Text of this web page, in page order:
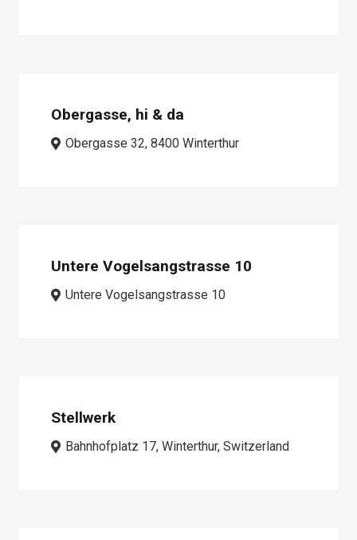
Obergasse, hi & da
Obergasse 32, 8400 Winterthur
Untere Vogelsangstrasse 10
Untere Vogelsangstrasse 10
Stellwerk
Bahnhofplatz 17, Winterthur, Switzerland